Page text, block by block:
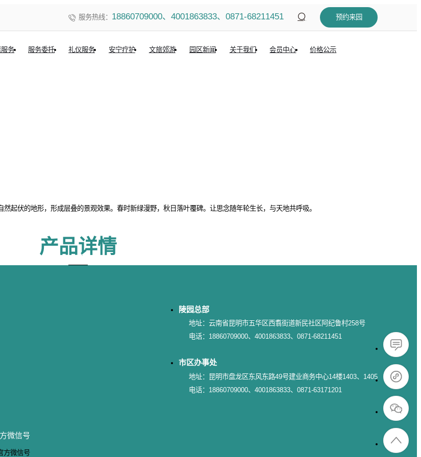
服务热线： 18860709000、4001863833、0871-68211451 预约来园
务 服务委托 礼仪服务 安宁疗护 文旅郊游 园区新闻 关于我们 会员中心 价格公示
起伏的地形，形成层叠的景观效果。春时新绿漫野，秋日落叶覆碑。让思念随年轮生长，与天地共呼吸。
产品详情
陵园总部
地址：云南省昆明市五华区西翥街道新民社区阿纪鲁村258号
电话：18860709000、4001863833、0871-68211451
市区办事处
地址：昆明市盘龙区东风东路49号建业商务中心14楼1403、1405
电话：18860709000、4001863833、0871-63171201
微信号